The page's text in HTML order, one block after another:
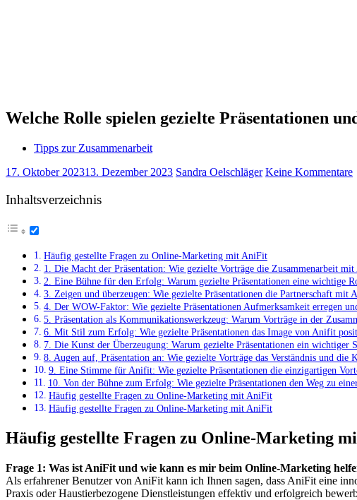
Welche Rolle spielen gezielte Präsentationen
Tipps zur Zusammenarbeit
17. Oktober 202313. Dezember 2023 Sandra Oelschläger Keine Kommentare
Inhaltsverzeichnis
Häufig gestellte Fragen zu Online-Marketing mit AniFit
1. Die Macht der Präsentation: Wie gezielte Vorträge die Zusammenarbeit
2. Eine Bühne für den Erfolg: Warum gezielte Präsentationen eine wichtige
3. Zeigen und überzeugen: Wie gezielte Präsentationen die Partnerschaft mit
4. Der WOW-Faktor: Wie gezielte Präsentationen Aufmerksamkeit erregen
5. Präsentation als Kommunikationswerkzeug: Warum Vorträge in der
6. Mit Stil zum Erfolg: Wie gezielte Präsentationen das Image von Anifit
7. Die Kunst der Überzeugung: Warum gezielte Präsentationen ein
8. Augen auf, Präsentation an: Wie gezielte Vorträge das Verständnis und
9. Eine Stimme für Anifit: Wie gezielte Präsentationen die einzigartigen
10. Von der Bühne zum Erfolg: Wie gezielte Präsentationen den Weg zu
Häufig gestellte Fragen zu Online-Marketing mit AniFit
Häufig gestellte Fragen zu Online-Marketing mit AniFit
Häufig gestellte Fragen zu Online-Marketing
Frage 1: Was ist AniFit und wie kann es mir beim Online-Marketing
Als erfahrener Benutzer von AniFit kann ich Ihnen sagen, dass AniFit eine
Praxis oder Haustierbezogene Dienstleistungen effektiv und erfolgreich